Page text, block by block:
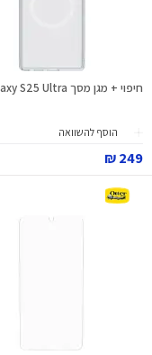
חיפוי + מגן מסך Galaxy S25 Ultra
הוסף להשוואה
249 ₪